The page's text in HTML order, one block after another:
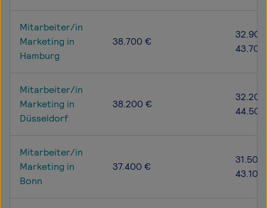
Mitarbeiter/in
Marketing in
Hamburg
38.700 €
Mitarbeiter/in
Marketing in
Düsseldorf
38.200 €
Mitarbeiter/in
Marketing in
Bonn
37.400 €